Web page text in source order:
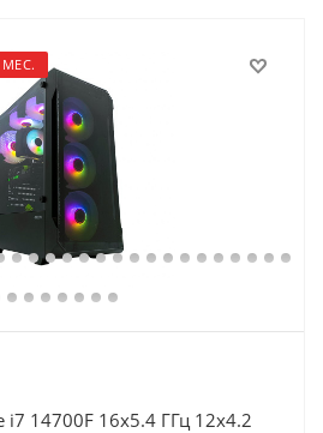
i7 14700F 16x5.4 ГГц 12x4.2